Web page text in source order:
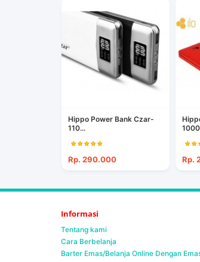
Hippo Power Bank Czar-
110...
Rp. 290.000 Rp.
Informasi
Tentang kami
Cara Berbelanja
Barter Emas/Belanja Online Dengan